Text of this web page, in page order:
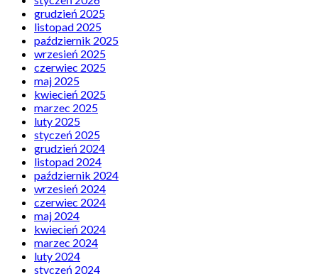
grudzień 2025
listopad 2025
październik 2025
wrzesień 2025
czerwiec 2025
maj 2025
kwiecień 2025
marzec 2025
luty 2025
styczeń 2025
grudzień 2024
listopad 2024
październik 2024
wrzesień 2024
czerwiec 2024
maj 2024
kwiecień 2024
marzec 2024
luty 2024
styczeń 2024